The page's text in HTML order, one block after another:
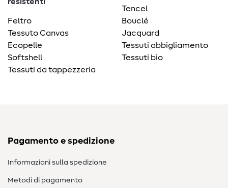
resistenti
Feltro
Tessuto Canvas
Ecopelle
Softshell
Tessuti da tappezzeria
Tencel
Bouclé
Jacquard
Tessuti abbigliamento
Tessuti bio
Pagamento e spedizione
Informazioni sulla spedizione
Metodi di pagamento